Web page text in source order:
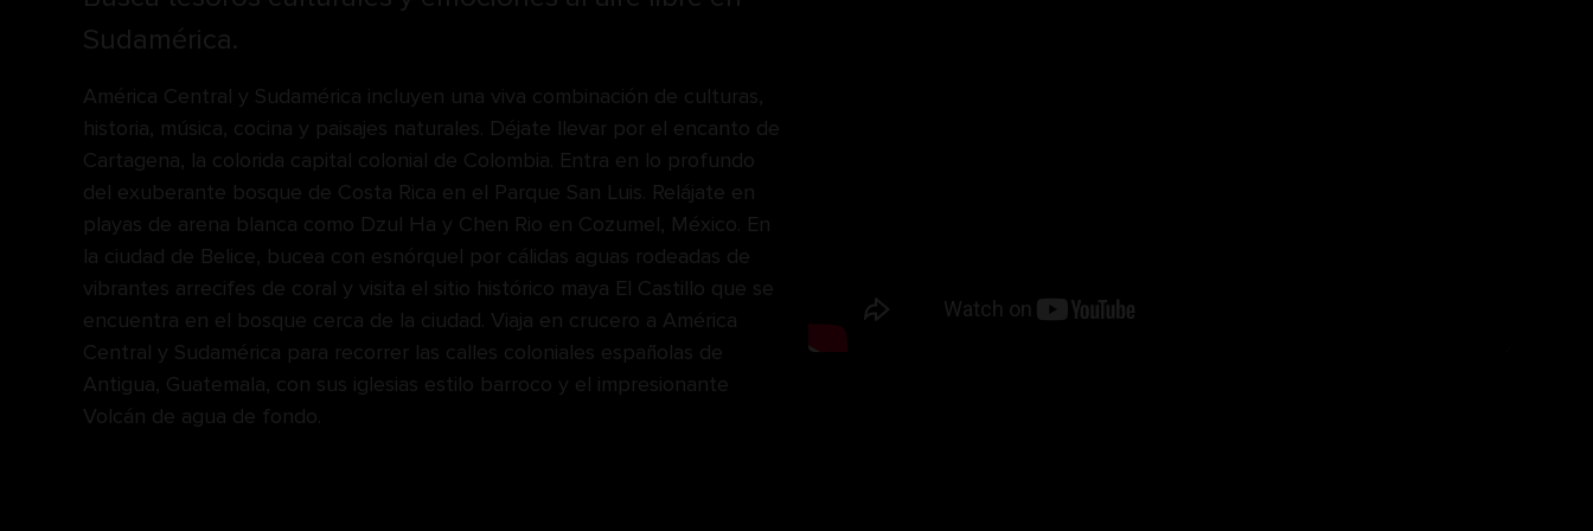
Sudamérica.
América Central y Sudamérica incluyen una viva combinación de culturas,
historia, música, cocina y paisajes naturales. Déjate llevar por el encanto de
Cartagena, la colorida capital colonial de Colombia. Entra en lo profundo
del exuberante bosque de Costa Rica en el Parque San Luis. Relájate en
playas de arena blanca como Dzul Ha y Chen Rio en Cozumel, México. En
la ciudad de Belice, bucea con esnórquel por cálidas aguas rodeadas de
vibrantes arrecifes de coral y visita el sitio histórico maya El Castillo que se
encuentra en el bosque cerca de la ciudad. Viaja en crucero a América
Central y Sudamérica para recorrer las calles coloniales españolas de
Antigua, Guatemala, con sus iglesias estilo barroco y el impresionante
Volcán de agua de fondo.